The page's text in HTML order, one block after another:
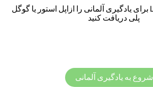
اپلیکیشن LinGo play برای یادگیری آلمانی را ازاپل استور یا گوگل
پلی دریافت کنید
شروع به یادگیری آلمانی